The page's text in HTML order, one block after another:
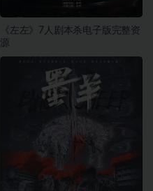
《左左》7人剧本杀电子版完整资
源